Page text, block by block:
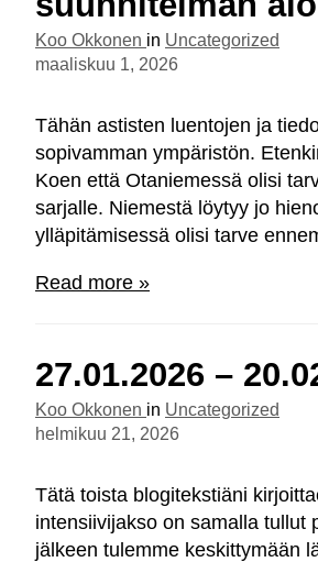
Koo Okkonen in Uncategorized
maaliskuu 1, 2026
Tähän astisten luentojen ja
sopivamman ympäristön.
Koen että Otaniemessä olisi
sarjalle. Niemestä löytyy jo
ylläpitämisessä olisi tarve
Read more »
27.01.2026 –
Koo Okkonen in Uncategorized
helmikuu 21, 2026
Tätä toista blogitekstiäni
intensiivijakso on samalla tullut
jälkeen tulemme keskittymään